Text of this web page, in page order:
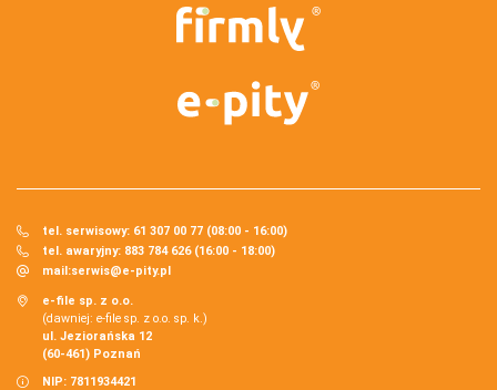
tel. serwisowy: 61 307 00 77 (08:00 - 16:00)
tel. awaryjny: 883 784 626 (16:00 - 18:00)
mail:serwis@e-pity.pl
e-file sp. z o.o.
(dawniej: e-file sp. z o.o. sp. k.)
ul. Jeziorańska 12
(60-461) Poznań
NIP: 7811934421